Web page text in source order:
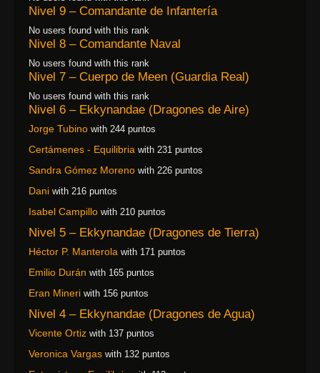
Nivel 9 – Comandante de Infantería
No users found with this rank
Nivel 8 – Comandante Naval
No users found with this rank
Nivel 7 – Cuerpo de Meen (Guardia Real)
No users found with this rank
Nivel 6 – Ekkynandae (Dragones de Aire)
Jorge Tubino with 244 puntos
Certámenes - Equilibria with 231 puntos
Sandra Gómez Moreno with 226 puntos
Dani with 216 puntos
Isabel Campillo with 210 puntos
Nivel 5 – Ekkynandae (Dragones de Tierra)
Héctor P. Manterola with 171 puntos
Emilio Durán with 165 puntos
Eran Mineri with 156 puntos
Nivel 4 – Ekkynandae (Dragones de Agua)
Vicente Ortiz with 137 puntos
Veronica Vargas with 132 puntos